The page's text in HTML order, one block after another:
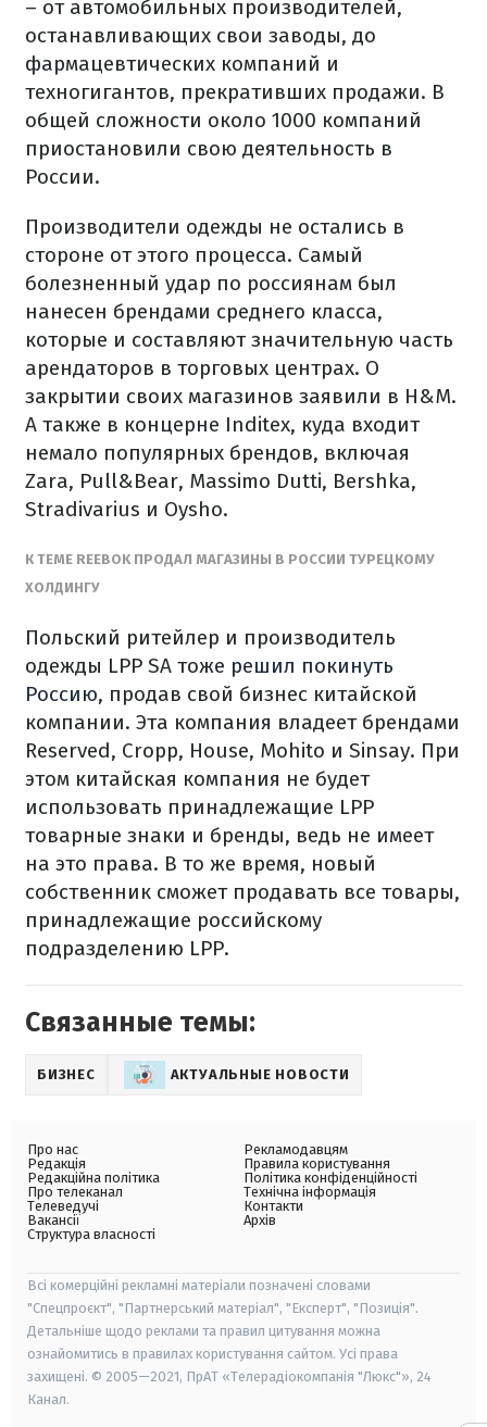
– от автомобильных производителей,
останавливающих свои заводы, до
фармацевтических компаний и
техногигантов, прекративших продажи. В
общей сложности около 1000 компаний
приостановили свою деятельность в
России.
Производители одежды не остались в
стороне от этого процесса. Самый
болезненный удар по россиянам был
нанесен брендами среднего класса,
которые и составляют значительную часть
арендаторов в торговых центрах. О
закрытии своих магазинов заявили в H&M.
А также в концерне Inditex, куда входит
немало популярных брендов, включая
Zara, Pull&Bear, Massimo Dutti, Bershka,
Stradivarius и Oysho.
К ТЕМЕ REEBOK ПРОДАЛ МАГАЗИНЫ В РОССИИ ТУРЕЦКОМУ
ХОЛДИНГУ
Польский ритейлер и производитель
одежды LPP SA тоже решил покинуть
Россию, продав свой бизнес китайской
компании. Эта компания владеет брендами
Reserved, Cropp, House, Mohito и Sinsay. При
этом китайская компания не будет
использовать принадлежащие LPP
товарные знаки и бренды, ведь не имеет
на это права. В то же время, новый
собственник сможет продавать все товары,
принадлежащие российскому
подразделению LPP.
Связанные темы:
БИЗНЕС АКТУАЛЬНЫЕ НОВОСТИ
Про нас
Редакція
Редакційна політика
Про телеканал
Телеведучі
Вакансії
Структура власності
Рекламодавцям
Правила користування
Політика конфіденційності
Технічна інформація
Контакти
Архів
Всі комерційні рекламні матеріали позначені словами
"Спецпроєкт", "Партнерський матеріал", "Експерт", "Позиція".
Детальніше щодо реклами та правил цитування можна
ознайомитись в правилах користування сайтом. Усі права
захищені. © 2005—2021, ПрАТ «Телерадіокомпанія "Люкс"», 24
Канал.